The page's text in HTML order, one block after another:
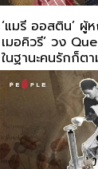
‘แมรี ออสติน’ ผู้
เมอคิวรี’ วง
ในฐานะคนรักก็ต